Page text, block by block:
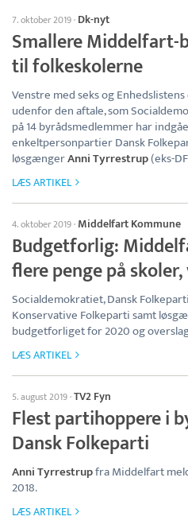
7. oktober 2019· Dk-nyt
Smallere
til folkeskolerne
Venstre med seks og
udenfor den aftale, som
på 14 byrådsmedlemmer har
enkeltpersonpartier Dansk
løsgængerAnni Tyrrestrup(eks-
LÆS ARTIKEL
4. oktober 2019· Middelfart Kommune
Budgetforlig:
flere penge på
Socialdemokratiet, Dansk
Konservative Folkeparti samt
budgetforliget for 2020 og
LÆS ARTIKEL
5. august 2019·TV2 Fyn
Flest partihoppere i
Dansk Folkeparti
Anni Tyrrestrupfra Middelfart
2018.
LÆS ARTIKEL